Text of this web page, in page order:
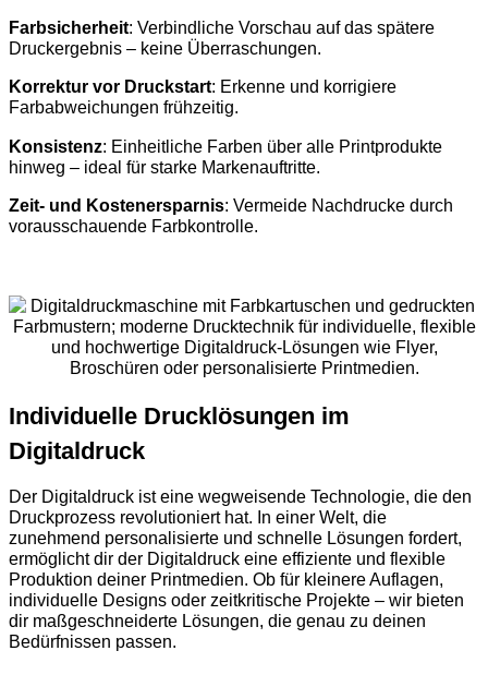
Farbsicherheit: Verbindliche Vorschau auf das spätere
Druckergebnis – keine Überraschungen.
Korrektur vor Druckstart: Erkenne und korrigiere
Farbabweichungen frühzeitig.
Konsistenz: Einheitliche Farben über alle Printprodukte
hinweg – ideal für starke Markenauftritte.
Zeit- und Kostenersparnis: Vermeide Nachdrucke durch
vorausschauende Farbkontrolle.
Individuelle Drucklösungen im
Digitaldruck
Der Digitaldruck ist eine wegweisende Technologie, die den
Druckprozess revolutioniert hat. In einer Welt, die
zunehmend personalisierte und schnelle Lösungen fordert,
ermöglicht dir der Digitaldruck eine effiziente und flexible
Produktion deiner Printmedien. Ob für kleinere Auflagen,
individuelle Designs oder zeitkritische Projekte – wir bieten
dir maßgeschneiderte Lösungen, die genau zu deinen
Bedürfnissen passen.